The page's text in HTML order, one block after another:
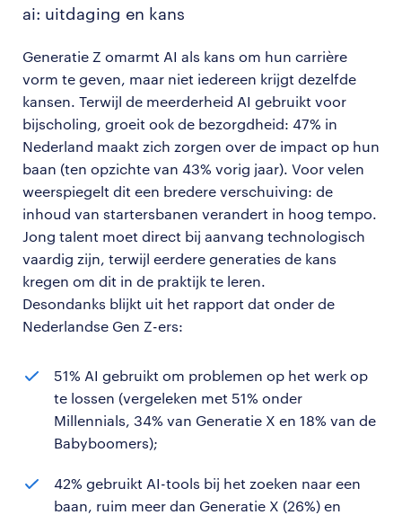
ai: uitdaging en kans
Generatie Z omarmt AI als kans om hun carrière
vorm te geven, maar niet iedereen krijgt dezelfde
kansen. Terwijl de meerderheid AI gebruikt voor
bijscholing, groeit ook de bezorgdheid: 47% in
Nederland maakt zich zorgen over de impact op hun
baan (ten opzichte van 43% vorig jaar). Voor velen
weerspiegelt dit een bredere verschuiving: de
inhoud van startersbanen verandert in hoog tempo.
Jong talent moet direct bij aanvang technologisch
vaardig zijn, terwijl eerdere generaties de kans
kregen om dit in de praktijk te leren.
Desondanks blijkt uit het rapport dat onder de
Nederlandse Gen Z-ers:
51% AI gebruikt om problemen op het werk op
te lossen (vergeleken met 51% onder
Millennials, 34% van Generatie X en 18% van de
Babyboomers);
42% gebruikt AI-tools bij het zoeken naar een
baan, ruim meer dan Generatie X (26%) en